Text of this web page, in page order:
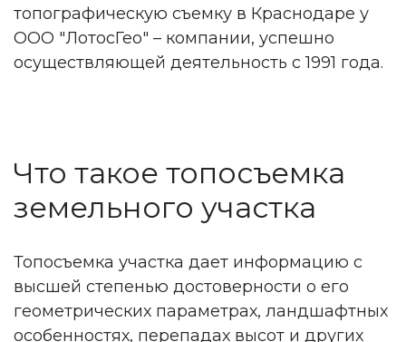
топографическую съемку в Краснодаре у
ООО "ЛотосГео" – компании, успешно
осуществляющей деятельность с 1991 года.
Что такое топосъемка
земельного участка
Топосъемка участка дает информацию с
высшей степенью достоверности о его
геометрических параметрах, ландшафтных
особенностях, перепадах высот и других